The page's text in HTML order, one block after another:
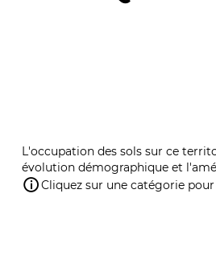
L'occupation des sols sur ce
évolution démographique et
Cliquez sur une catégorie